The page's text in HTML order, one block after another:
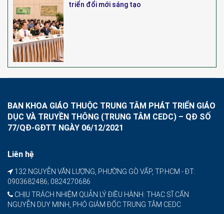
triển đổi mới sáng tạo
BAN KHOA GIÁO THUỘC TRUNG TÂM PHÁT TRIỂN GIÁO
DỤC VÀ TRUYỀN THÔNG (TRUNG TÂM CEDC) – QĐ SỐ
77/QĐ-GĐTT NGÀY 06/12/2021
Liên hệ
132 NGUYỄN VĂN LƯỢNG, PHƯỜNG GÒ VẤP, TP.HCM - ĐT:
0903682486; 0824270686
CHỊU TRÁCH NHIỆM QUẢN LÝ ĐIỀU HÀNH: THẠC SĨ CẤN
NGUYỄN DUY MINH, PHÓ GIÁM ĐỐC TRUNG TÂM CEDC